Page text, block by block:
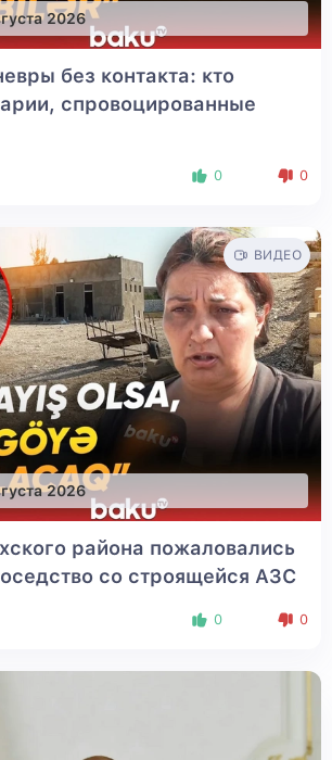
2026
без контакта: кто
спровоцированные
0 0
2026
ВИДЕО
района пожаловались
со строящейся АЗС
0 0